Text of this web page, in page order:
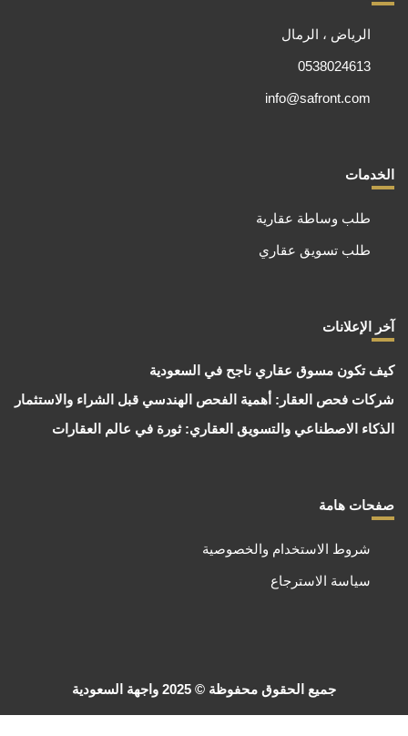
الرياض ، الرمال
0538024613
info@safront.com
الخدمات
طلب وساطة عقارية
طلب تسويق عقاري
آخر الإعلانات
كيف تكون مسوق عقاري ناجح في السعودية
شركات فحص العقار: أهمية الفحص الهندسي قبل الشراء والاستثمار
الذكاء الاصطناعي والتسويق العقاري: ثورة في عالم العقارات
صفحات هامة
شروط الاستخدام والخصوصية
سياسة الاسترجاع
جميع الحقوق محفوظة © 2025 واجهة السعودية